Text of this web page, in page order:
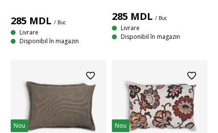
285 MDL / Buc
Livrare
Disponibil în magazin
285 MDL / Buc
Livrare
Disponibil în magazin
Nou
Nou